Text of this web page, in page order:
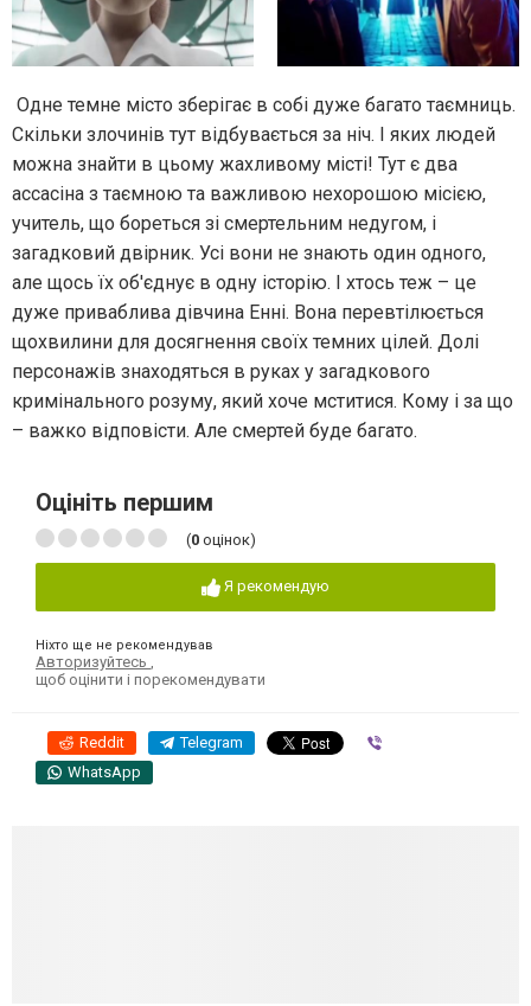
Одне темне місто зберігає в собі дуже багато таємниць.
Скільки злочинів тут відбувається за ніч. І яких людей
можна знайти в цьому жахливому місті! Тут є два
ассасіна з таємною та важливою нехорошою місією,
учитель, що бореться зі смертельним недугом, і
загадковий двірник. Усі вони не знають один одного,
але щось їх об'єднує в одну історію. І хтось теж – це
дуже приваблива дівчина Енні. Вона перевтілюється
щохвилини для досягнення своїх темних цілей. Долі
персонажів знаходяться в руках у загадкового
кримінального розуму, який хоче мститися. Кому і за що
– важко відповісти. Але смертей буде багато.
Оцініть першим
(0 оцінок)
Я рекомендую
Ніхто ще не рекомендував
Авторизуйтесь
щоб оцінити і порекомендувати
Reddit Telegram
WhatsApp